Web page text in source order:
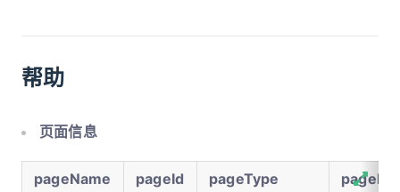
帮助
页面信息
pageName pageId pageType